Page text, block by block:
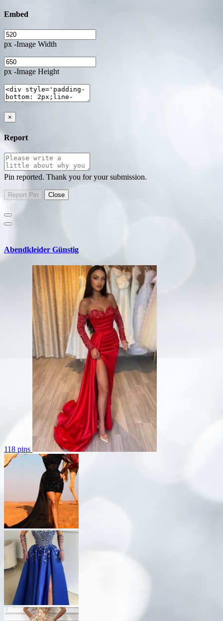
Embed
px -Image Width
px -Image Height
×
Report
Pin reported. Thank you for your submission.
Abendkleider Günstig
118 pins